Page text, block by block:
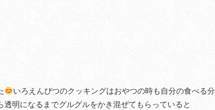
いろえんぴつのクッキングはおやつの時も自分の食べる分
明になるまでグルグルをかき混ぜてもらっていると